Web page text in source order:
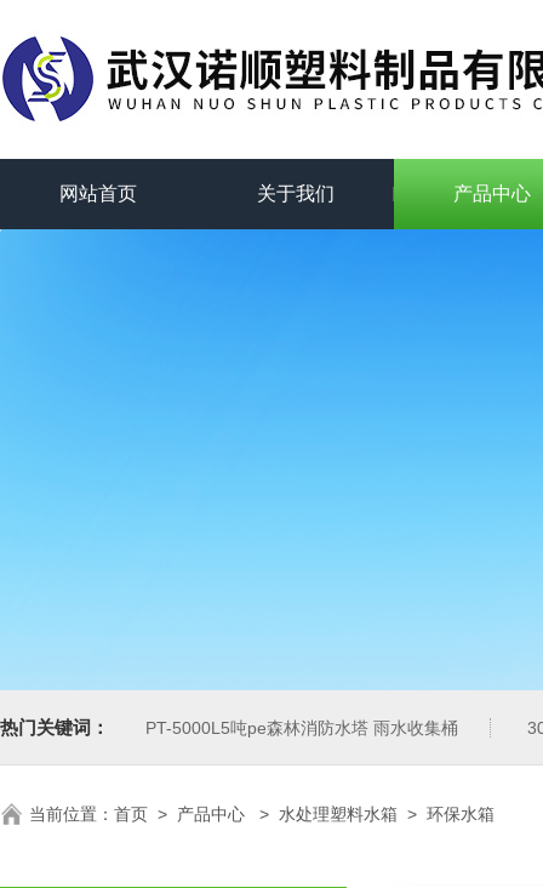
网站首页 关于我们 产品中心
热门关键词： PT-5000L5吨pe森林消防水塔 雨水收集桶
当前位置： 首页 > 产品中心 > 水处理塑料水箱 > 环保水箱